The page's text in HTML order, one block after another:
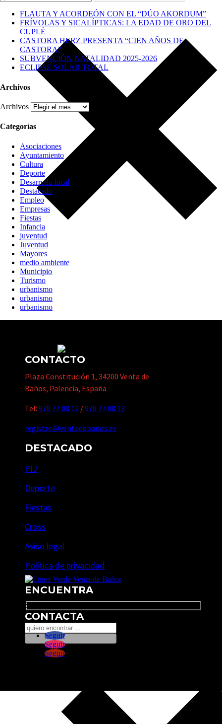
FLAUTA Y ACORDEÓN CON EL “DÚO AKORDUM”
FRÍVOLAS Y SICALÍPTICAS: LA EDAD DE ORO DEL
CUPLÉ
CASTORA HERZ PRESENTA “CIEN AÑOS DE
CASTORA”
SUBVENCIÓN NATALIDAD 2025-2026
ECLIPSE SOLAR TOTAL
Archivos
Archivos
Categorías
Asociaciones
Ayuntamiento
Cultura
Deporte
Desarrollo local
Destacado
Empleo
Empresas
Fiestas
Infancia
juventud
Juventud
Mayores
medio ambiente
Municipio
Turismo
urbanismo
urbanismo
urbanismo
CONTACTO
Plaza Constitución 1, 34200 Venta de
Baños, Palencia, España
Tel: 979 77 08 12 /979 77 08 13
registro@ventadebanos.es
DESTACADO
PIJ
Deporte
Fiestas
Cross
Aviso legal
Política de privacidad
ENCUENTRA
Search
CONTACTA
Seguir
Seguir
Seguir